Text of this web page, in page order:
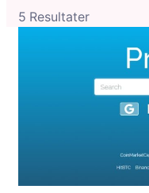
5 Resultater